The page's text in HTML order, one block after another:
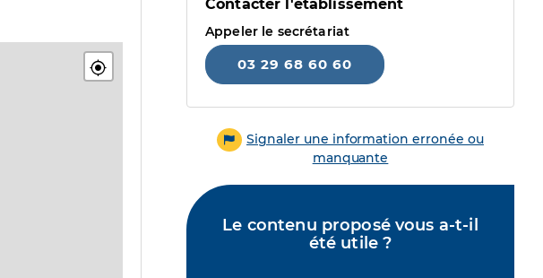
Contacter l'établissement
Appeler le secrétariat
03 29 68 60 60
Signaler une information erronée ou
manquante
Le contenu proposé vous a-t-il
été utile ?